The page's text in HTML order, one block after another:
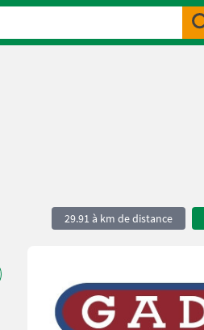
29.91 à km de distance